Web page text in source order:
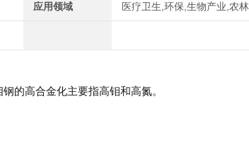
应用领域 医疗卫生,环保,生物产业,农
的高合金化主要指高钼和高氮。